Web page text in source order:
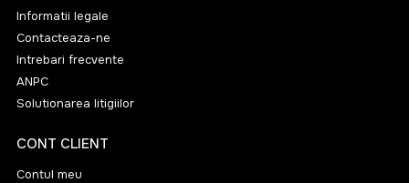
Informatii legale
Contacteaza-ne
Intrebari frecvente
ANPC
Solutionarea litigiilor
CONT CLIENT
Contul meu